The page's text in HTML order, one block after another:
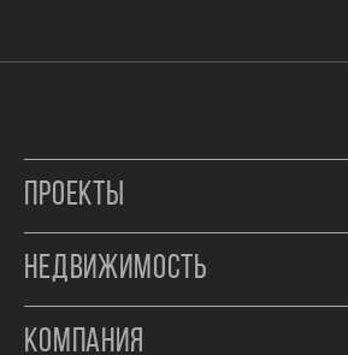
ПРОЕКТЫ
НЕДВИЖИМОСТЬ
КОМПАНИЯ